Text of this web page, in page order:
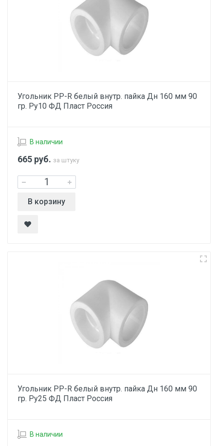
Угольник PP-R белый внутр. пайка Дн 160 мм 90
гр. Ру10 ФД Пласт Россия
В наличии
665 руб. за штуку
В корзину
Угольник PP-R белый внутр. пайка Дн 160 мм 90
гр. Ру25 ФД Пласт Россия
В наличии